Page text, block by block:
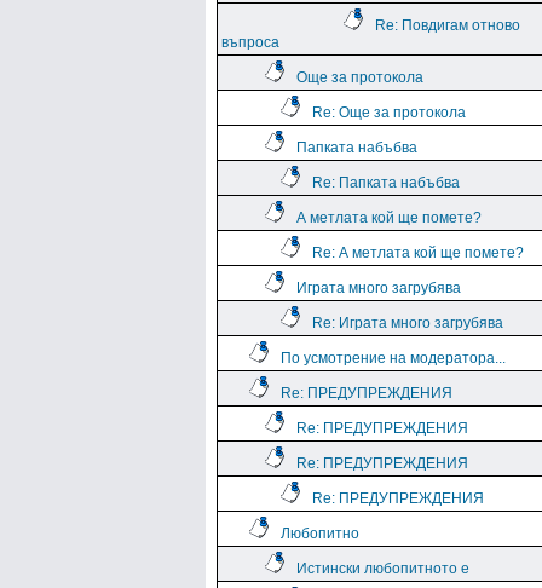
Re: Повдигам отново
въпроса
Още за протокола
Re: Още за протокола
Папката набъбва
Re: Папката набъбва
А метлата кой ще помете?
Re: А метлата кой ще помете?
Играта много загрубява
Re: Играта много загрубява
По усмотрение на модератора...
Re: ПРЕДУПРЕЖДЕНИЯ
Re: ПРЕДУПРЕЖДЕНИЯ
Re: ПРЕДУПРЕЖДЕНИЯ
Re: ПРЕДУПРЕЖДЕНИЯ
Любопитно
Истински любопитното е